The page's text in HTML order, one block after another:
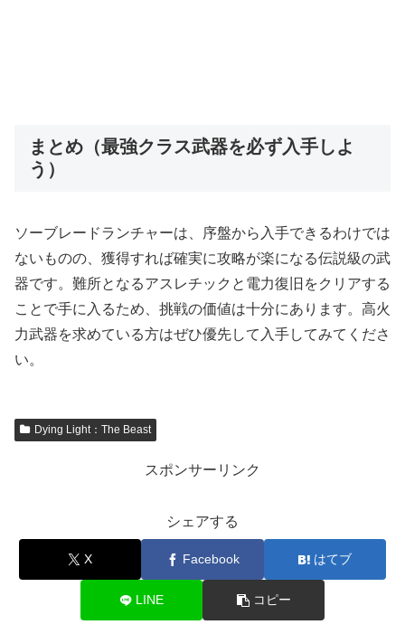
まとめ（最強クラス武器を必ず入手しよ
う）
ソーブレードランチャーは、序盤から入手できるわけでは
ないものの、獲得すれば確実に攻略が楽になる伝説級の武
器です。難所となるアスレチックと電力復旧をクリアする
ことで手に入るため、挑戦の価値は十分にあります。高火
力武器を求めている方はぜひ優先して入手してみてくださ
い。
Dying Light：The Beast
スポンサーリンク
シェアする
X Facebook はてブ
LINE コピー